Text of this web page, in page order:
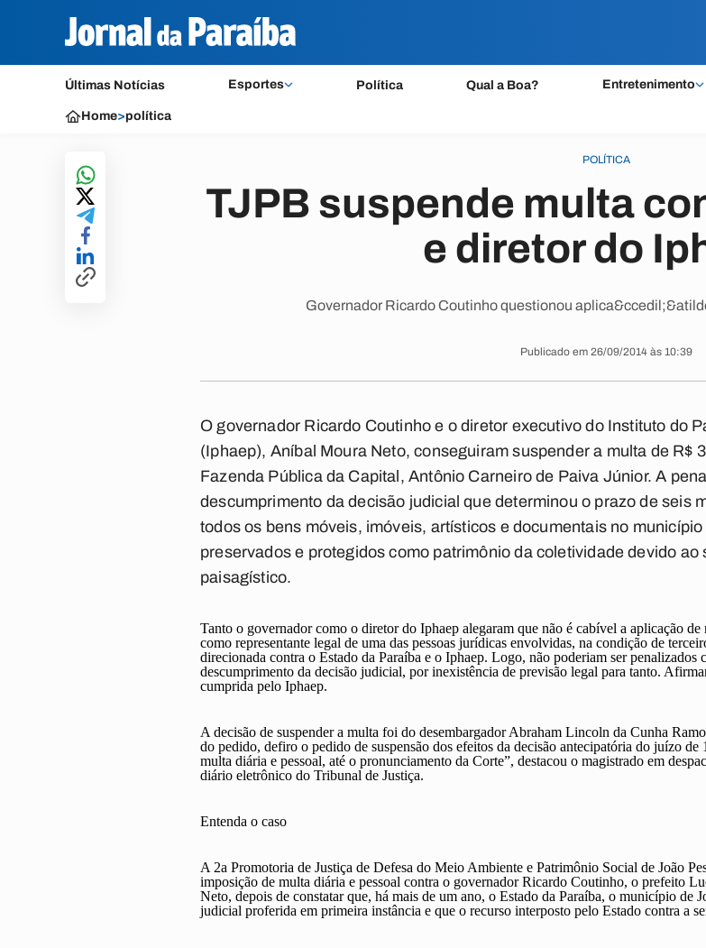
Últimas Notícias Esportes Política Qual a Boa? Entretenimento
Home>política
POLÍTICA
TJPB suspende multa
e diretor do
Governador Ricardo Coutinho questionou
Publicado em 26/09/2014 às 10:39
O governador Ricardo Coutinho e o diretor executivo do Instituto do
(Iphaep), Aníbal Moura Neto, conseguiram suspender a multa de R$
Fazenda Pública da Capital, Antônio Carneiro de Paiva Júnior. A
descumprimento da decisão judicial que determinou o prazo de seis
todos os bens móveis, imóveis, artísticos e documentais no
preservados e protegidos como patrimônio da coletividade devido
paisagístico.
Tanto o governador como o diretor do Iphaep alegaram que não é cabível a aplicação
como representante legal de uma das pessoas jurídicas envolvidas, na condição de
direcionada contra o Estado da Paraíba e o Iphaep. Logo, não poderiam ser penalizados
descumprimento da decisão judicial, por inexistência de previsão legal para tanto.
cumprida pelo Iphaep.
A decisão de suspender a multa foi do desembargador Abraham Lincoln da Cunha
do pedido, defiro o pedido de suspensão dos efeitos da decisão antecipatória do juízo de
multa diária e pessoal, até o pronunciamento da Corte”, destacou o magistrado em
diário eletrônico do Tribunal de Justiça.
Entenda o caso
A 2a Promotoria de Justiça de Defesa do Meio Ambiente e Patrimônio Social de João
imposição de multa diária e pessoal contra o governador Ricardo Coutinho, o prefeito
Neto, depois de constatar que, há mais de um ano, o Estado da Paraíba, o município de
judicial proferida em primeira instância e que o recurso interposto pelo Estado contra a